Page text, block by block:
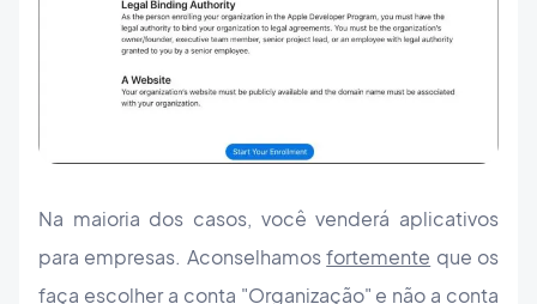
Na maioria dos casos, você venderá aplicativos
para empresas. Aconselhamosfortemente que os
faça escolher a conta "Organização" e não a conta